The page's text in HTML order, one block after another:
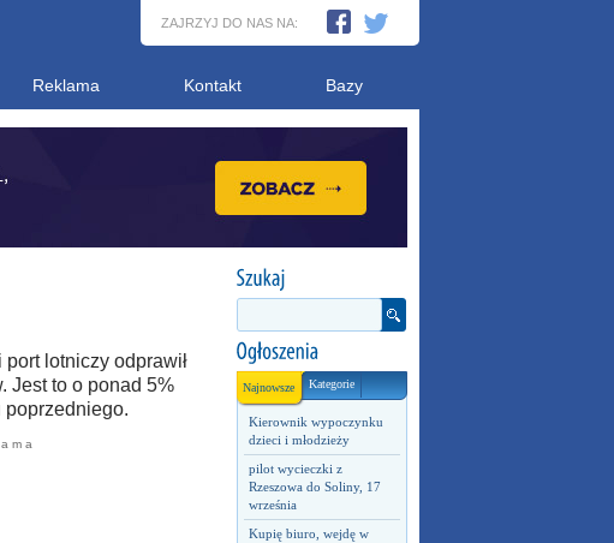
ZAJRZYJ DO NAS NA:
Reklama Kontakt Bazy
Najnowsze Kategorie
Kierownik wypoczynku
dzieci i młodzieży
pilot wycieczki z
Rzeszowa do Soliny, 17
września
Kupię biuro, wejdę w
lotniczy odprawił
Jest to o ponad 5%
m a